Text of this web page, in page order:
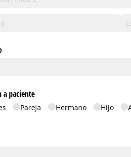
a paciente
Pareja Hermano Hijo